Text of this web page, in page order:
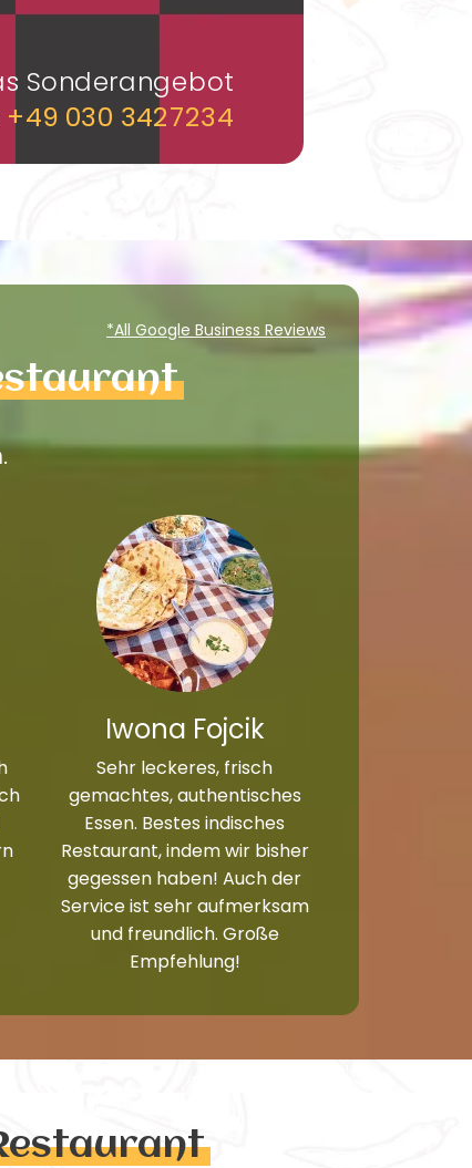
Sonderangebot
+49 030 3427234
*All Google Business Reviews
Iwona Fojcik
Sehr leckeres, frisch
gemachtes, authentisches
Essen. Bestes indisches
Restaurant, indem wir bisher
gegessen haben! Auch der
Service ist sehr aufmerksam
und freundlich. Große
Empfehlung!